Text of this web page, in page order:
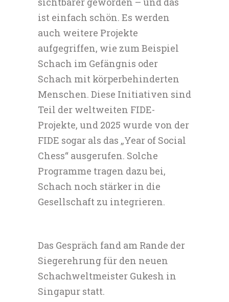
ist einfach schön. Es werden
auch weitere Projekte
aufgegriffen, wie zum Beispiel
Schach im Gefängnis oder
Schach mit körperbehinderten
Menschen. Diese Initiativen sind
Teil der weltweiten FIDE-
Projekte, und 2025 wurde von der
FIDE sogar als das „Year of Social
Chess“ ausgerufen. Solche
Programme tragen dazu bei,
Schach noch stärker in die
Gesellschaft zu integrieren.
Das Gespräch fand am Rande der
Siegerehrung für den neuen
Schachweltmeister Gukesh in
Singapur statt.